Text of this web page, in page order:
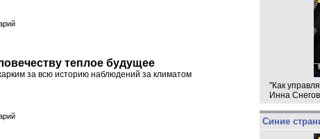
теплое будущее
за всю историю наблюдений за климатом
"Как
Инна
Синие